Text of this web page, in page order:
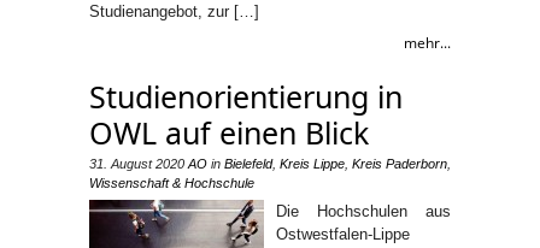
Studienangebot, zur […]
mehr...
Studienorientierung in
OWL auf einen Blick
31. August 2020 AO in Bielefeld, Kreis Lippe Kreis Paderborn
Wissenschaft & Hochschule
Die Hochschulen aus
Ostwestfalen-Lippe